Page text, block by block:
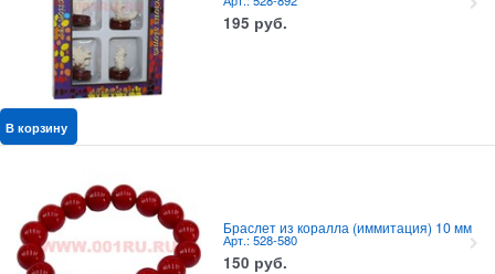
195 руб.
В корзину
Браслет из коралла (иммитация) 10 мм
Арт.: 528-580
150 руб.